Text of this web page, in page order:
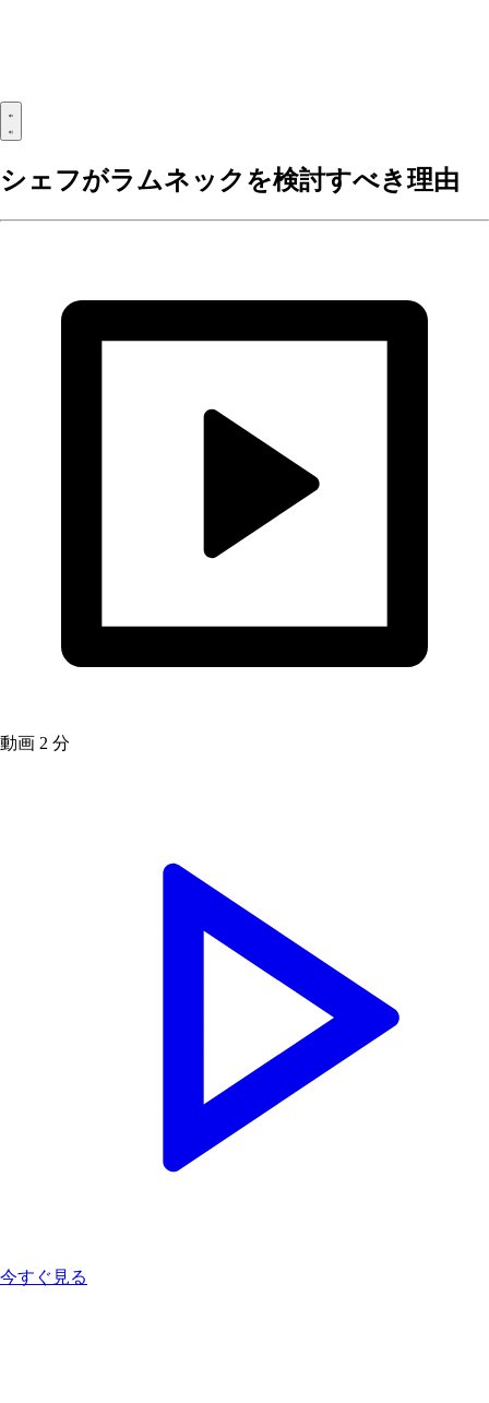
シェフがラムネックを検討すべき理由
動画 2 分
今すぐ見る